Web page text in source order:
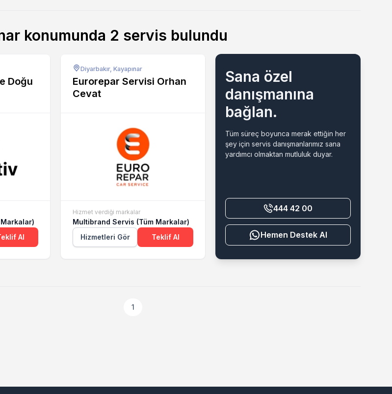
konumunda 2 servis bulundu
Doğu
Al
Diyarbakır, Kayapınar
Eurorepar Servisi Orhan
Cevat
Hizmet verdiği markalar
Multibrand Servis (Tüm Markalar)
Hizmetleri Gör
Teklif Al
Sana özel
danışmanına
bağlan.
Tüm süreç boyunca merak ettiğin her
şey için servis danışmanlarımız sana
yardımcı olmaktan mutluluk duyar.
444 42 00
Destek Al
1